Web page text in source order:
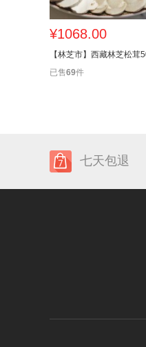
¥1068.00
已售69件
七天包退